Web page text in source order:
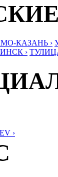
КАЗАНЬ ›
›
›